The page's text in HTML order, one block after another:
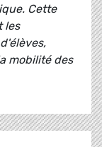
Cette
les
mobilité des